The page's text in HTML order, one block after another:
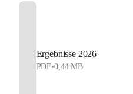
Ergebnisse 2026
PDF•0,44 MB